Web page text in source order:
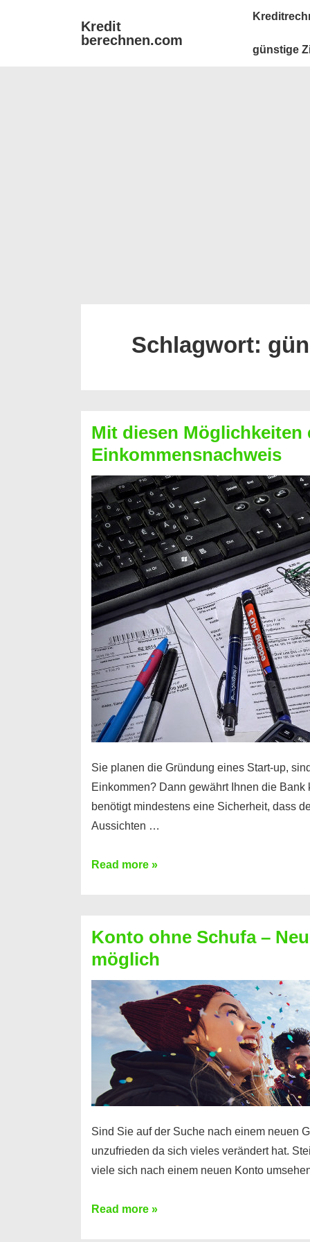
Kredit
berechnen.com
Main
günstige
Schlagwort:
Mit diesen Möglichkeiten
Einkommensnachweis
Sie planen die Gründung eines Start-up,
Einkommen? Dann gewährt Ihnen die
benötigt mindestens eine Sicherheit, dass
Aussichten …
Mit
Sie
einen
Kredit
ohne
Einkommensnachweis
Read more »
Konto ohne Schufa –
möglich
Sind Sie auf der Suche nach einem neuen
unzufrieden da sich vieles verändert hat.
viele sich nach einem neuen Konto
Konto
Read more »